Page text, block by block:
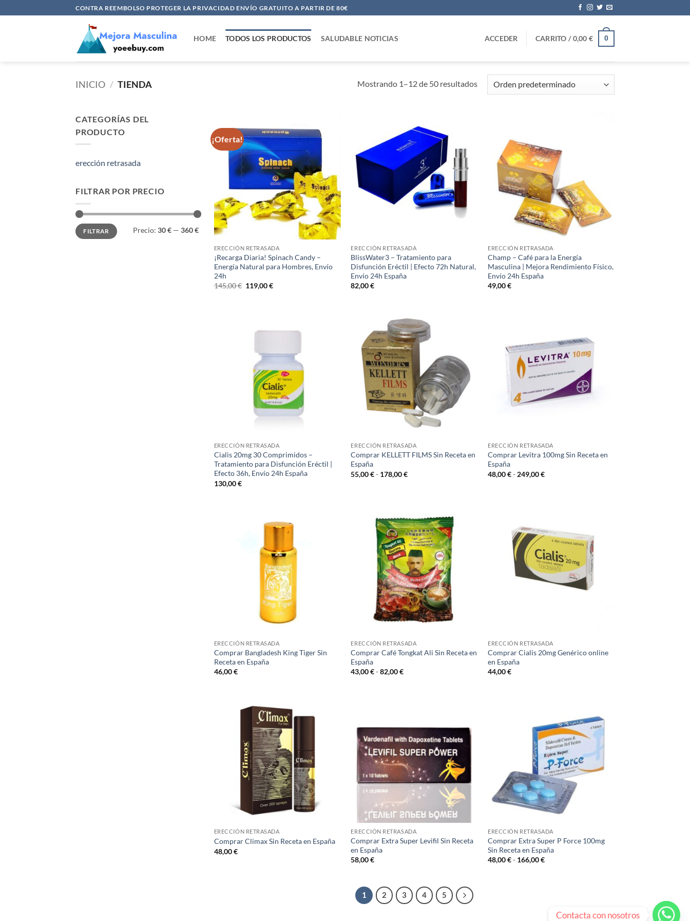
al
CONTRA REEMBOLSO PROTEGER LA PRIVACIDAD ENVÍO GRATUITO A PARTIR DE 80€
HOME TODOS LOS PRODUCTOS SALUDABLE NOTICIAS ACCEDER CARRITO /0,00€ 0
INICIO / TIENDA Mostrando 1–12 de 50 resultados
CATEGORÍAS DEL
PRODUCTO
erección retrasada
FILTRAR POR PRECIO
Precio
mínimo
Precio
máximo
FILTRAR Precio: 30 € — 360 €
¡Oferta!
ERECCIÓN RETRASADA
¡Recarga Diaria! Spinach Candy –
Energía Natural para Hombres, Envío
24h
145,00€ El
precio
119,00€El
ERECCIÓN RETRASADA
BlissWater3 – Tratamiento para
Disfunción Eréctil | Efecto 72h Natural,
Envío 24h España​
82,00€
ERECCIÓN RETRASADA
Champ – Café para la Energía
Masculina | Mejora Rendimiento Físico,
Envío 24h España​
49,00€
ERECCIÓN RETRASADA
Cialis 20mg 30 Comprimidos –
Tratamiento para Disfunción Eréctil |
Efecto 36h, Envío 24h España​
130,00€
ERECCIÓN RETRASADA
Comprar KELLETT FILMS Sin Receta en
España
55,00€ - 178,00€Rango
178,00 €
ERECCIÓN RETRASADA
Comprar Levitra 100mg Sin Receta en
España
48,00€- 249,00€Rango
ERECCIÓN RETRASADA
Comprar Bangladesh King Tiger Sin
Receta en España
46,00€
ERECCIÓN RETRASADA
Comprar Café Tongkat Ali Sin Receta en
España
43,00€ - 82,00€Rango
ERECCIÓN RETRASADA
Comprar Cialis 20mg Genérico online
en España
44,00€
ERECCIÓN RETRASADA
Comprar Climax Sin Receta en España
48,00€
ERECCIÓN RETRASADA
Comprar ​​Extra Super Levifil Sin Receta
en España
58,00€
ERECCIÓN RETRASADA
Comprar Extra Super P Force 100mg
Sin Receta en España
48,00€- 166,00€Rango
1 2 3 4 5
Contacta con nosotros